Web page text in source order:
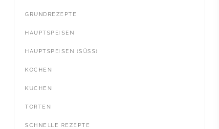
GRUNDREZEPTE
HAUPTSPEISEN
HAUPTSPEISEN (SÜSS)
KOCHEN
KUCHEN
TORTEN
SCHNELLE REZEPTE